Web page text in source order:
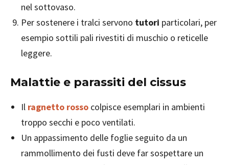
nel sottovaso.
Per sostenere i tralci servono tutori particolari, per
esempio sottili pali rivestiti di muschio o reticelle
leggere.
Malattie e parassiti del cissus
Il ragnetto rosso colpisce esemplari in ambienti
troppo secchi e poco ventilati.
Un appassimento delle foglie seguito da un
rammollimento dei fusti deve far sospettare un